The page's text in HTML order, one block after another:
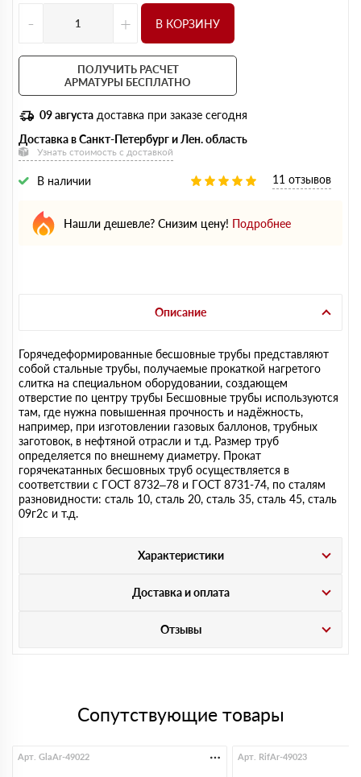
- + В КОРЗИНУ
ПОЛУЧИТЬ РАСЧЕТ
АРМАТУРЫ БЕСПЛАТНО
09 августа доставка при заказе сегодня
Доставка в Санкт-Петербург и Лен. область
Узнать стоимость с доставкой
В наличии 11 отзывов
Нашли дешевле? Снизим цену! Подробнее
Описание
Горячедеформированные бесшовные трубы представляют
собой стальные трубы, получаемые прокаткой нагретого
слитка на специальном оборудовании, создающем
отверстие по центру трубы Бесшовные трубы используются
там, где нужна повышенная прочность и надёжность,
например, при изготовлении газовых баллонов, трубных
заготовок, в нефтяной отрасли и т.д. Размер труб
определяется по внешнему диаметру. Прокат
горячекатанных бесшовных труб осуществляется в
соответствии с ГОСТ 8732–78 и ГОСТ 8731-74, по сталям
разновидности: сталь 10, сталь 20, сталь 35, сталь 45, сталь
09г2с и т.д.
Характеристики
Доставка и оплата
Отзывы
Сопутствующие товары
Арт. GlaAr-49022 Арт. RifAr-49023